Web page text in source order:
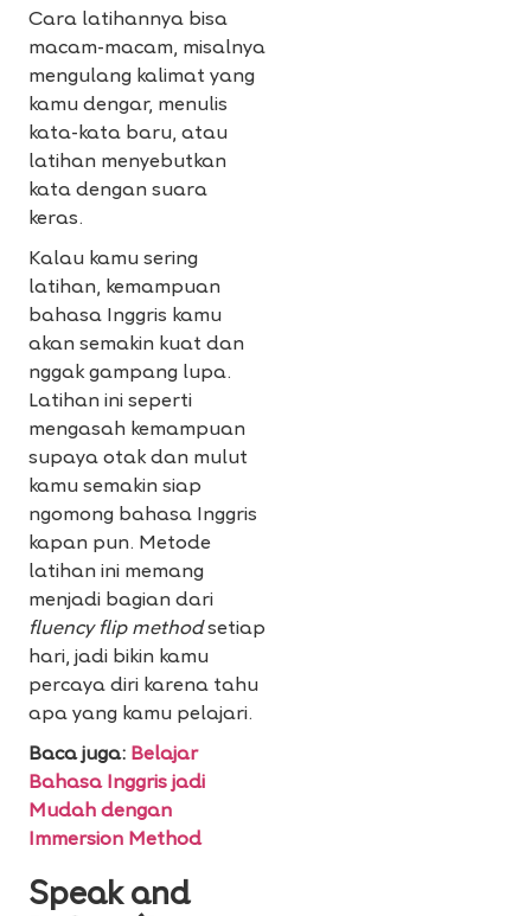
Cara latihannya bisa
macam-macam, misalnya
mengulang kalimat yang
kamu dengar, menulis
kata-kata baru, atau
latihan menyebutkan
kata dengan suara
keras.
Kalau kamu sering
latihan, kemampuan
bahasa Inggris kamu
akan semakin kuat dan
nggak gampang lupa.
Latihan ini seperti
mengasah kemampuan
supaya otak dan mulut
kamu semakin siap
ngomong bahasa Inggris
kapan pun. Metode
latihan ini memang
menjadi bagian dari
fluency flip methodsetiap
hari, jadi bikin kamu
percaya diri karena tahu
apa yang kamu pelajari.
Baca juga: Belajar
Bahasa Inggris jadi
Mudah dengan
Immersion Method
Speak and